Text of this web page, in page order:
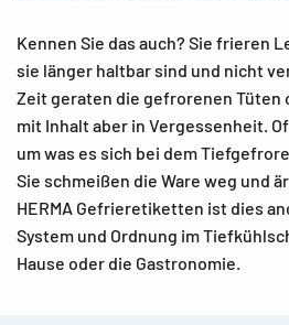
Kennen Sie das auch? Sie frieren
sie länger haltbar sind und nicht
Zeit geraten die gefrorenen Tüten
mit Inhalt aber in Vergessenheit.
um was es sich bei dem
Sie schmeißen die Ware weg und
HERMA Gefrieretiketten ist dies
System und Ordnung im
Hause oder die Gastronomie.